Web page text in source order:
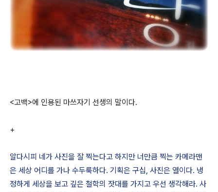
<고백>에 인용된 마쓰자기 선생의 말이다.
+
알다시피 네가 사진을 잘 찍는다고 하지만 너만큼 찍는 카메라맨
은 세상 어디를 가나 수두룩하다. 기획은 구십, 사진은 열이다. 냉
정하게 세상을 보고 깊은 철학의 잣대를 가지고 우선 생각해라. 사